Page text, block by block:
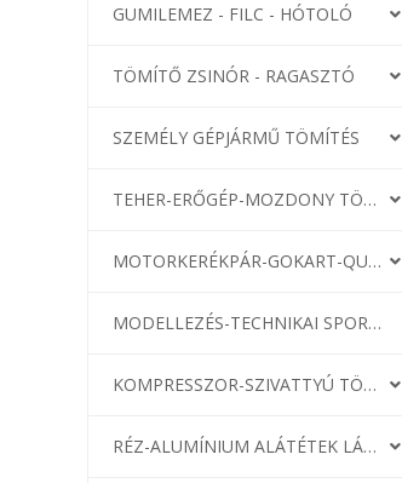
GUMILEMEZ - FILC - HÓTOLÓ
TÖMÍTŐ ZSINÓR - RAGASZTÓ
SZEMÉLY GÉPJÁRMŰ TÖMÍTÉS
TEHER-ERŐGÉP-MOZDONY TÖMÍTÉS
MOTORKERÉKPÁR-GOKART-QUAD-CSÓNAKMOTOR TÖMÍTÉS
MODELLEZÉS-TECHNIKAI SPORT-MODELLSPORT
KOMPRESSZOR-SZIVATTYÚ TÖMÍTÉS
RÉZ-ALUMÍNIUM ALÁTÉTEK LÁGYÍTVA